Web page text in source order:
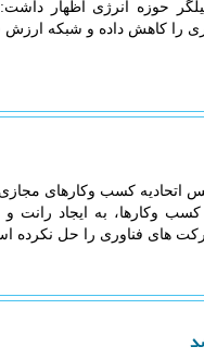
حوزه انرژی اظهار
را کاهش داده و شبکه ارزش
کسب وکارهای مجازی،
وکارها، به ایجاد رانت
های فناوری را حل نکرده